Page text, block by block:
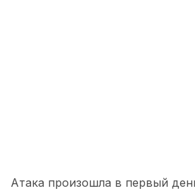
Атака произошла в первый